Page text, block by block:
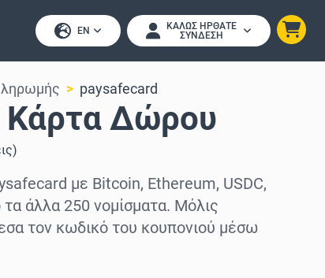
EN
ΚΑΛΏΣ ΉΡΘΑΤΕ
ΣΎΝΔΕΣΗ
paysafecard
Κάρτα Δώρου
)
με Bitcoin, Ethereum, USDC,
άλλα 250 νομίσματα. Μόλις
τον κωδικό του κουπονιού μέσω